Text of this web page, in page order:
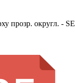
прозр. округл. - SE